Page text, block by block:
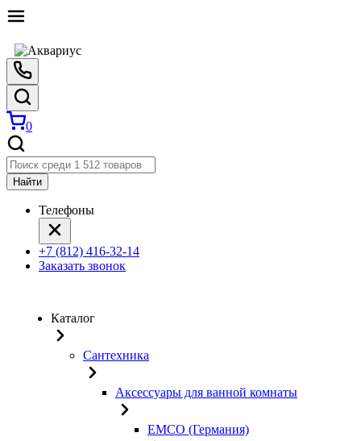
0
Найти
Телефоны
+7 (812) 416-32-14
Заказать звонок
Каталог
Сантехника
Аксессуары для ванной комнаты
EMCO (Германия)